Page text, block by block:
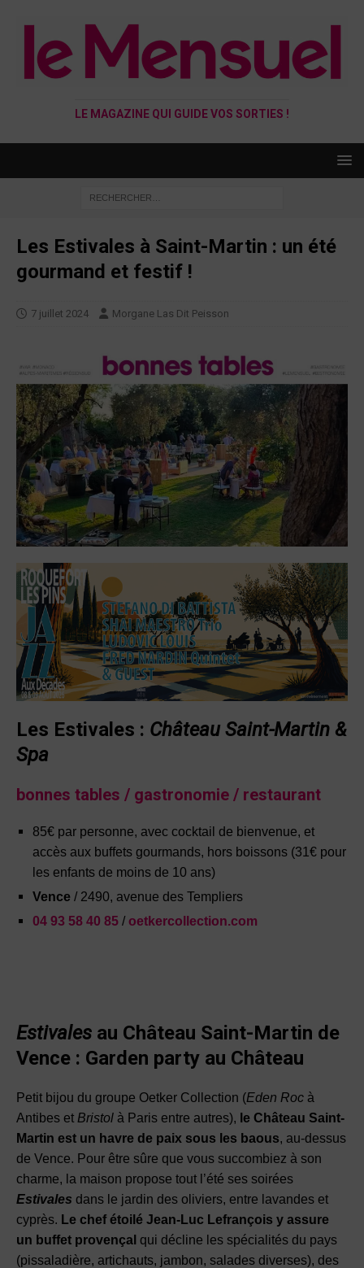
LE MAGAZINE QUI GUIDE VOS SORTIES !
Les Estivales à Saint-Martin : un été
gourmand et festif !
7 juillet 2024 Morgane Las Dit Peisson
Les Estivales : Château Saint-Martin &
Spa
bonnes tables / gastronomie / restaurant
85€ par personne, avec cocktail de bienvenue, et
accès aux buffets gourmands, hors boissons (31€ pour
les enfants de moins de 10 ans)
Vence / 2490, avenue des Templiers
04 93 58 40 85 /oetkercollection.com
Estivales au Château Saint-Martin de
Vence : Garden party au Château
Petit bijou du groupe Oetker Collection (Eden Roc à
Antibes et Bristol à Paris entre autres), le Château Saint-
Martin est un havre de paix sous les baous, au-dessus
de Vence. Pour être sûre que vous succombiez à son
charme, la maison propose tout l’été ses soirées
Estivales dans le jardin des oliviers, entre lavandes et
cyprès. Le chef étoilé Jean-Luc Lefrançois y assure
un buffet provençal qui décline les spécialités du pays
(pissaladière, artichauts, jambon, salades diverses), des